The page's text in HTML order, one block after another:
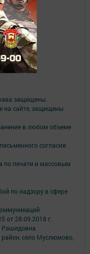
защищены.
сайте, защищены
в любом объеме
согласия
по печати и массовым
по надзору в сфере
от 28.09.2018 г.
Рашидовна
село Муслюмово,